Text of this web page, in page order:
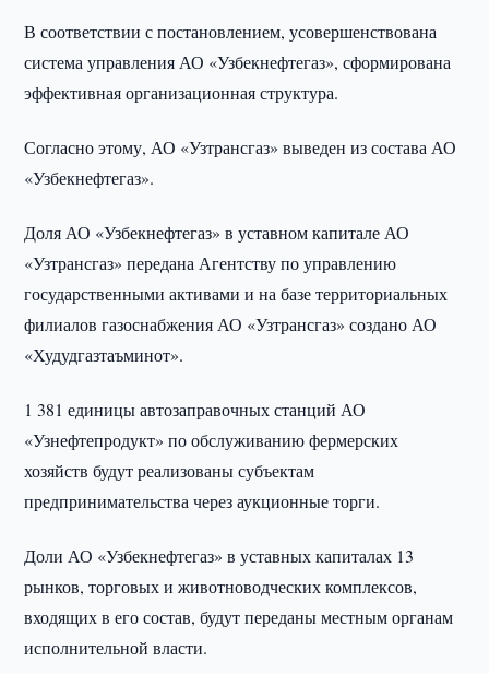
В соответствии с постановлением, усовершенствована
система управления АО «Узбекнефтегаз», сформирована
эффективная организационная структура.
Согласно этому, АО «Узтрансгаз» выведен из состава АО
«Узбекнефтегаз».
Доля АО «Узбекнефтегаз» в уставном капитале АО
«Узтрансгаз» передана Агентству по управлению
государственными активами и на базе территориальных
филиалов газоснабжения АО «Узтрансгаз» создано АО
«Худудгазтаъминот».
1 381 единицы автозаправочных станций АО
«Узнефтепродукт» по обслуживанию фермерских
хозяйств будут реализованы субъектам
предпринимательства через аукционные торги.
Доли АО «Узбекнефтегаз» в уставных капиталах 13
рынков, торговых и животноводческих комплексов,
входящих в его состав, будут переданы местным органам
исполнительной власти.